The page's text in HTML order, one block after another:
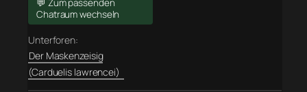
💬 Zum passenden
Chatraum wechseln
Unterforen:
Der Maskenzeisig
(Carduelis lawrencei)